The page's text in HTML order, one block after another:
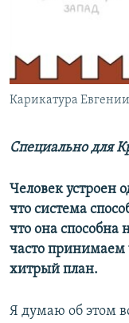
ПОБЕДИТЕЛЕЙ НЕ
УКРАИНСКАЯ
ПРИСОЕДИНЯЙТЕСЬ!
Карикатура
Специально для
Человек устроен
что система
что она способна
часто принимаем
хитрый план.
Я думаю об этом